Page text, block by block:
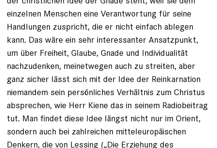
einzelnen Menschen eine Verantwortung für seine
Handlungen zuspricht, die er nicht einfach ablegen
kann. Das wäre ein sehr interessanter Ansatzpunkt,
um über Freiheit, Glaube, Gnade und Individualität
nachzudenken, meinetwegen auch zu streiten, aber
ganz sicher lässt sich mit der Idee der Reinkarnation
niemandem sein persönliches Verhältnis zum Christus
absprechen, wie Herr Kiene das in seinem Radiobeitrag
tut. Man findet diese Idee längst nicht nur im Orient,
sondern auch bei zahlreichen mitteleuropäischen
Denkern, die von Lessing („Die Erziehung des